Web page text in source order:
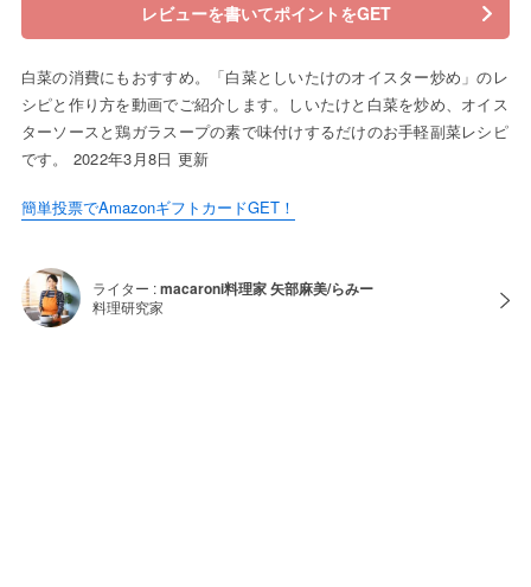
レビューを書いてポイントをGET
白菜の消費にもおすすめ。「白菜としいたけのオイスター炒め」のレ
シピと作り方を動画でご紹介します。しいたけと白菜を炒め、オイス
ターソースと鶏ガラスープの素で味付けするだけのお手軽副菜レシピ
です。 2022年3月8日 更新
簡単投票でAmazonギフトカードGET！
ライター :macaroni料理家 矢部麻美/らみー
料理研究家